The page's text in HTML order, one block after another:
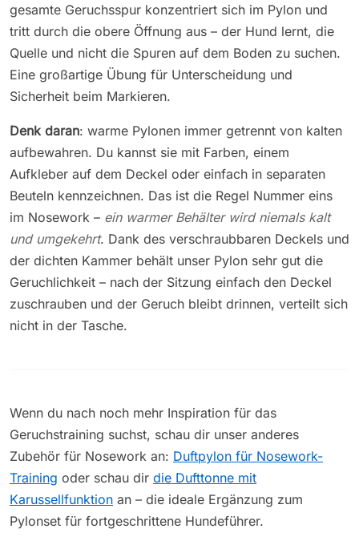
gesamte Geruchsspur konzentriert sich im Pylon und
tritt durch die obere Öffnung aus – der Hund lernt, die
Quelle und nicht die Spuren auf dem Boden zu suchen.
Eine großartige Übung für Unterscheidung und
Sicherheit beim Markieren.
Denk daran: warme Pylonen immer getrennt von kalten
aufbewahren. Du kannst sie mit Farben, einem
Aufkleber auf dem Deckel oder einfach in separaten
Beuteln kennzeichnen. Das ist die Regel Nummer eins
im Nosework – ein warmer Behälter wird niemals kalt
und umgekehrt. Dank des verschraubbaren Deckels und
der dichten Kammer behält unser Pylon sehr gut die
Geruchlichkeit – nach der Sitzung einfach den Deckel
zuschrauben und der Geruch bleibt drinnen, verteilt sich
nicht in der Tasche.
Wenn du nach noch mehr Inspiration für das
Geruchstraining suchst, schau dir unser anderes
Zubehör für Nosework an: Duftpylon für Nosework-
Training oder schau dir die Dufttonne mit
Karussellfunktion an – die ideale Ergänzung zum
Pylonset für fortgeschrittene Hundeführer.